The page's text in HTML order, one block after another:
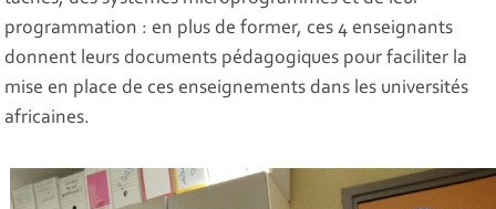
programmation : en plus de former, ces 4 enseignants
donnent leurs documents pédagogiques pour faciliter la
mise en place de ces enseignements dans les universités
africaines.